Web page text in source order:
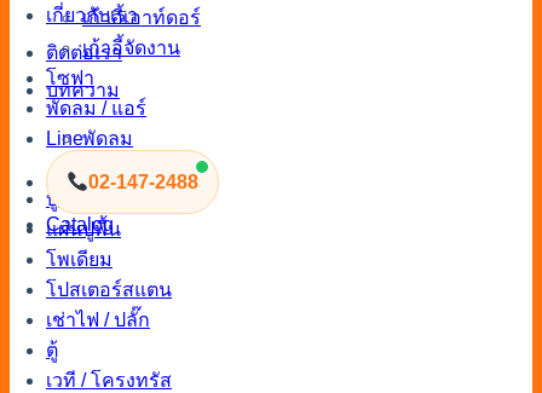
เกี่ยวกับเรา
ติดต่อเรา
บทความ
Line
02-147-2488
Catalog
เก้าอี้เอาท์ดอร์
เก้าอี้จัดงาน
โซฟา
พัดลม / แอร์
พัดลม
บูธ / พาทิชั่น
แผ่นปูพื้น
โพเดียม
โปสเตอร์สแตน
เช่าไฟ / ปลั๊ก
ตู้
เวที / โครงทรัส